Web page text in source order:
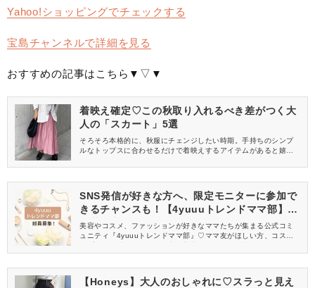
Yahoo!ショッピングでチェックする
宝島チャンネルで詳細を見る
おすすめの記事はこちら▼▽▼
着映え確定♡この秋取り入れるべき差がつく大
人の「スカート」5選
そろそろ本格的に、秋服にチェンジしたい時期。手持ちのシンプ
ルなトップスに合わせるだけで着映えするアイテムがあると嬉し
る、大人女子におすすめのスカートをご紹介します。
SNS発信が好きな方へ、限定モニターに参加で
きるチャンスも！【4yuuuトレンドママ部】部
員募集中
美容やコスメ、ファッションが好きなママたちが集まる公式コミ
ュニティ『4yuuuトレンドママ部』♡ママ友がほしい方、コスメサ
信してくれる方を募集しています！
【Honeys】大人のおしゃれに♡スラっと見え